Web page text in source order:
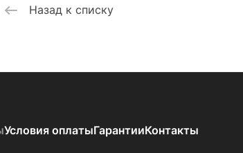
Назад к списку
Условия оплатыГарантииКонтакты